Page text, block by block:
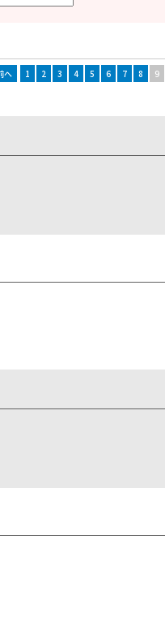
へ 1 2 3 4 5 6 7 8 9